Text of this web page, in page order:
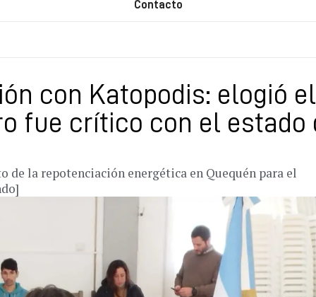
Contacto
con Katopodis: elogió el
fue crítico con el estado
de la repotenciación energética en Quequén para el